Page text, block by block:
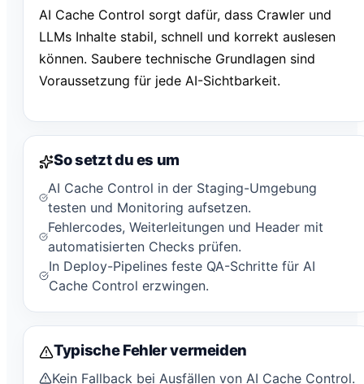
AI Cache Control sorgt dafür, dass Crawler und
LLMs Inhalte stabil, schnell und korrekt auslesen
können. Saubere technische Grundlagen sind
Voraussetzung für jede AI-Sichtbarkeit.
So setzt du es um
AI Cache Control in der Staging-Umgebung
testen und Monitoring aufsetzen.
Fehlercodes, Weiterleitungen und Header mit
automatisierten Checks prüfen.
In Deploy-Pipelines feste QA-Schritte für AI
Cache Control erzwingen.
Typische Fehler vermeiden
Kein Fallback bei Ausfällen von AI Cache Control.